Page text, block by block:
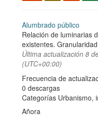
Alumbrado público
Relación de luminarias
existentes.
Última actualización 8
(UTC+00:00)
Frecuencia de
0 descargas
Categorías Urbanismo,
Añora